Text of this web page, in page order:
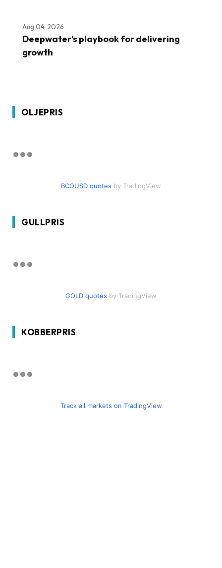
Aug 04, 2026
Deepwater’s playbook for delivering
growth
OLJEPRIS
BCOUSD quotes by TradingView
GULLPRIS
GOLD quotes by TradingView
KOBBERPRIS
Track all markets on TradingView